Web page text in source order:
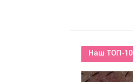
Наш ТОП-10